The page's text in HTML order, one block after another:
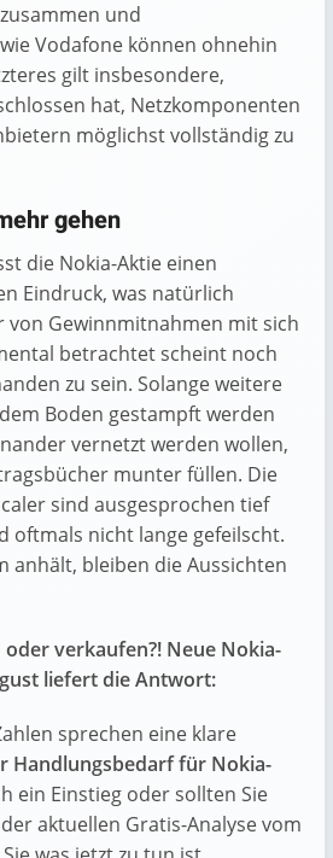
und
Vodafone können ohnehin
gilt insbesondere,
hat, Netzkomponenten
möglichst vollständig zu
gehen
die Nokia-Aktie einen
Eindruck, was natürlich
von Gewinnmitnahmen mit sich
betrachtet scheint noch
zu sein. Solange weitere
Boden gestampft werden
vernetzt werden wollen,
munter füllen. Die
sind ausgesprochen tief
oftmals nicht lange gefeilscht.
anhält, bleiben die Aussichten
verkaufen?! Neue Nokia-
liefert die Antwort:
sprechen eine klare
Handlungsbedarf für Nokia-
ein Einstieg oder sollten Sie
aktuellen Gratis-Analyse vom